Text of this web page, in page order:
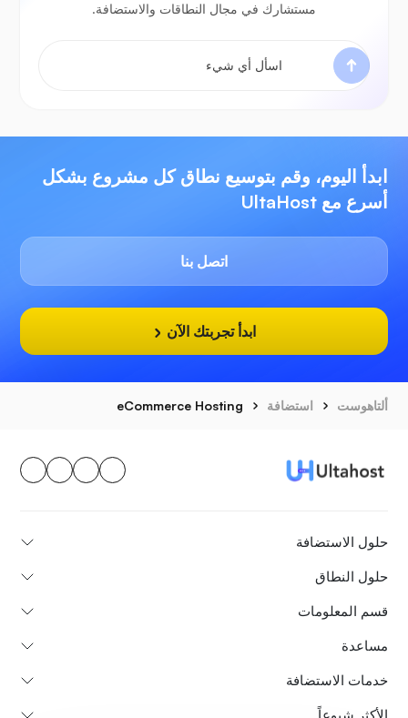
مستشارك في مجال النطاقات والاستضافة.
ابدأ اليوم، وقم بتوسيع نطاق كل مشروع بشكل
أسرع مع UltaHost
اتصل بنا
ابدأ تجربتك الآن
ألتاهوست استضافة eCommerce Hosting
حلول الاستضافة
حلول النطاق
قسم المعلومات
مساعدة
خدمات الاستضافة